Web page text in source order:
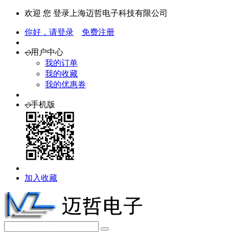
欢迎 您 登录上海迈哲电子科技有限公司
你好，请登录 免费注册
◇用户中心
我的订单
我的收藏
我的优惠券
◇手机版
加入收藏